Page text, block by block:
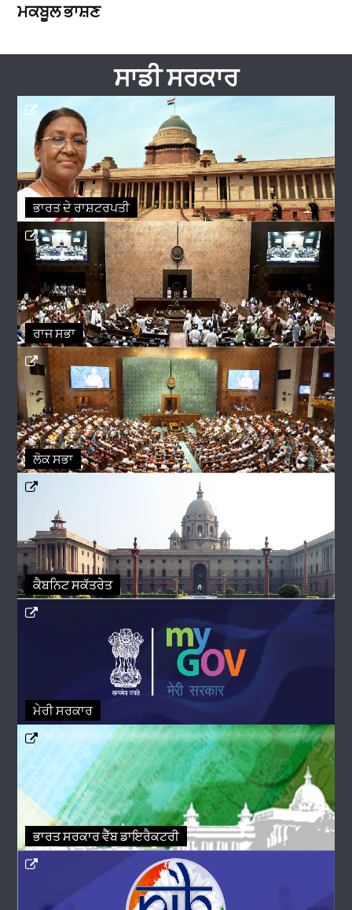
ਮਕਬੂਲ ਭਾਸ਼ਣ
ਸਾਡੀ ਸਰਕਾਰ
ਭਾਰਤ ਦੇ ਰਾਸ਼ਟਰਪਤੀ
ਰਾਜ ਸਭਾ
ਲੋਕ ਸਭਾ
ਕੈਬਨਿਟ ਸਕੱਤਰੇਤ
ਮੇਰੀ ਸਰਕਾਰ
ਭਾਰਤ ਸਰਕਾਰ ਵੈੱਬ ਡਾਇਰੈਕਟਰੀ